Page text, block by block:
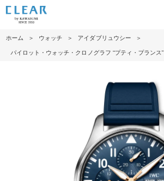
ホーム ＞ ウォッチ ＞ アイダブリュウシー ＞
パイロット・ウォッチ・クロノグラフ “プティ・プランス”